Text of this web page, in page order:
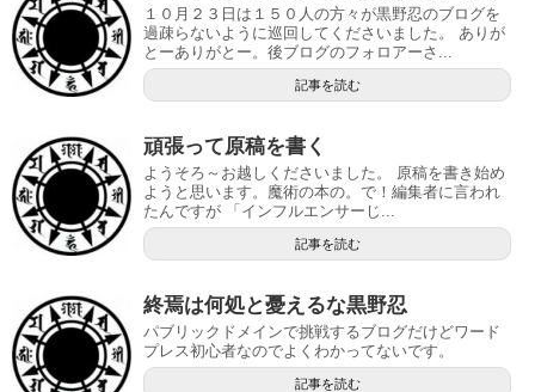
１０月２３日は１５０人の方々が黒野忍のブログを
過疎らないように巡回してくださいました。 ありが
とーありがとー。後ブログのフォロアーさ...
記事を読む
頑張って原稿を書く
ようそろ～お越しくださいました。 原稿を書き始め
ようと思います。魔術の本の。で！編集者に言われ
たんですが 「インフルエンサーじ...
記事を読む
終焉は何処と憂えるな黒野忍
パブリックドメインで挑戦するブログだけどワード
プレス初心者なのでよくわかってないです。
記事を読む